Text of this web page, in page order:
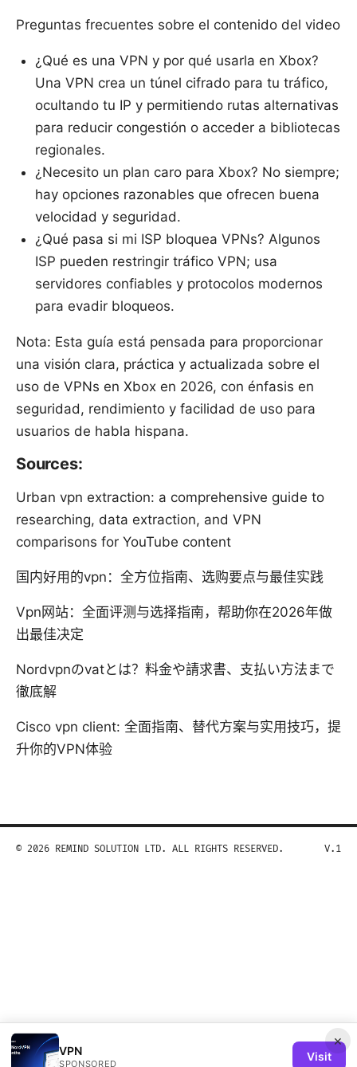
Preguntas frecuentes sobre el contenido del video
¿Qué es una VPN y por qué usarla en Xbox?
Una VPN crea un túnel cifrado para tu tráfico,
ocultando tu IP y permitiendo rutas alternativas
para reducir congestión o acceder a bibliotecas
regionales.
¿Necesito un plan caro para Xbox? No siempre;
hay opciones razonables que ofrecen buena
velocidad y seguridad.
¿Qué pasa si mi ISP bloquea VPNs? Algunos
ISP pueden restringir tráfico VPN; usa
servidores confiables y protocolos modernos
para evadir bloqueos.
Nota: Esta guía está pensada para proporcionar
una visión clara, práctica y actualizada sobre el
uso de VPNs en Xbox en 2026, con énfasis en
seguridad, rendimiento y facilidad de uso para
usuarios de habla hispana.
Sources:
Urban vpn extraction: a comprehensive guide to
researching, data extraction, and VPN
comparisons for YouTube content
国内好用的vpn：全方位指南、选购要点与最佳实践
Vpn网站：全面评测与选择指南，帮助你在2026年做
出最佳决定
Nordvpnのvatとは？料金や請求書、支払い方法まで
徹底解
Cisco vpn client: 全面指南、替代方案与实用技巧，提
升你的VPN体验
×
VPN
SPONSORED
Visit
© 2026 REMIND SOLUTION LTD. ALL RIGHTS RESERVED. V.1